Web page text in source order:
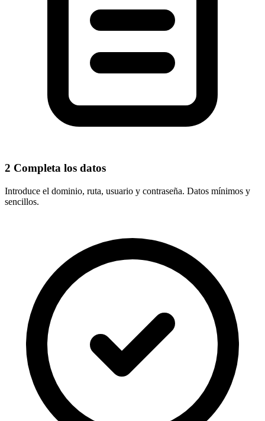
2 Completa los datos
Introduce el dominio, ruta, usuario y contraseña. Datos mínimos y
sencillos.